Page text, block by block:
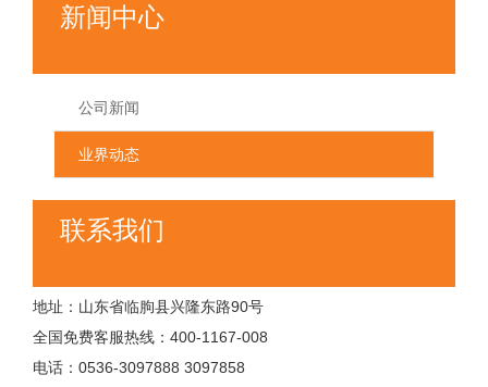
新闻中心
公司新闻
业界动态
联系我们
地址：山东省临朐县兴隆东路90号
全国免费客服热线：400-1167-008
电话：0536-3097888 3097858